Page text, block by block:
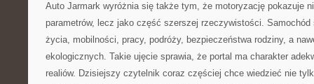
Auto Jarmark wyróżnia się także tym, że motoryzację pokazuje
parametrów, lecz jako część szerszej rzeczywistości.
życia, mobilności, pracy, podróży, bezpieczeństwa rodziny, a
ekologicznych. Takie ujęcie sprawia, że portal ma charakter
realiów. Dzisiejszy czytelnik coraz częściej chce wiedzieć nie